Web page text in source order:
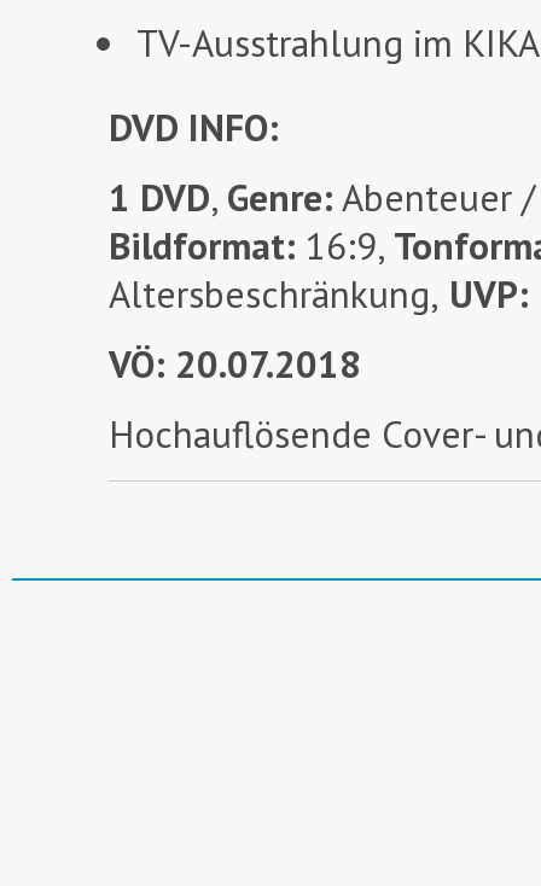
TV-Ausstrahlung im KIKA
DVD INFO:
1 DVD, Genre:Abenteuer /
Bildformat: 16:9,
Altersbeschränkung, UVP:
VÖ: 20.07.2018
Hochauflösende Cover-